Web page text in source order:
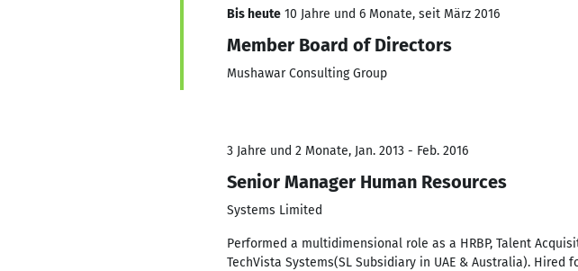
Bis heute 10 Jahre und 6 Monate, seit März 2016
Member Board of Directors
Mushawar Consulting Group
3 Jahre und 2 Monate, Jan. 2013 - Feb. 2016
Senior Manager Human Resources
Systems Limited
Performed a multidimensional role as a HRBP, Talent
TechVista Systems(SL Subsidiary in UAE & Australia).